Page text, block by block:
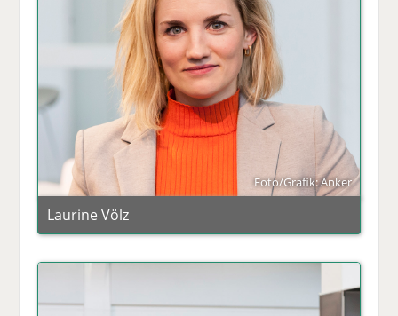
Foto/Grafik: Anker
Laurine Völz